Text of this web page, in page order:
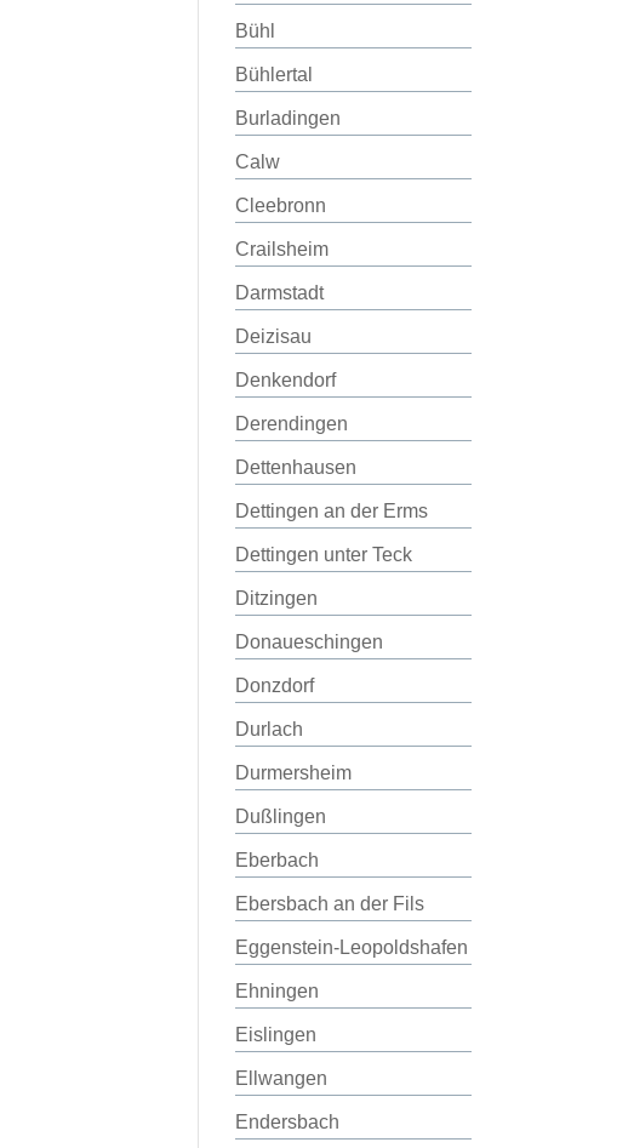
Bühl
Bühlertal
Burladingen
Calw
Cleebronn
Crailsheim
Darmstadt
Deizisau
Denkendorf
Derendingen
Dettenhausen
Dettingen an der Erms
Dettingen unter Teck
Ditzingen
Donaueschingen
Donzdorf
Durlach
Durmersheim
Dußlingen
Eberbach
Ebersbach an der Fils
Eggenstein-Leopoldshafen
Ehningen
Eislingen
Ellwangen
Endersbach